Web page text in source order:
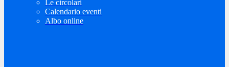
Le circolari
Calendario eventi
Albo online